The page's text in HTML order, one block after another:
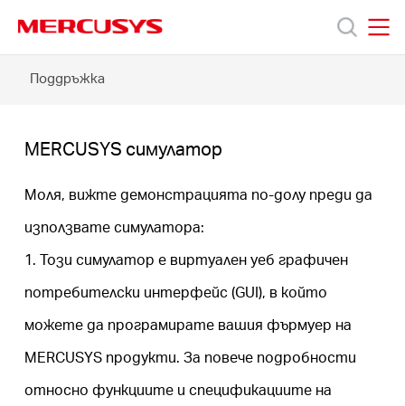
navigation
Продукти
Къде
симулатор
Поддръжка
MERCUSYS симулатор
Моля, вижте демонстрацията по-долу преди да
използвате симулатора:
1. Този симулатор е виртуален уеб графичен
потребителски интерфейс (GUI), в който
можете да програмирате вашия фърмуер на
MERCUSYS продукти. За повече подробности
относно функциите и спецификациите на